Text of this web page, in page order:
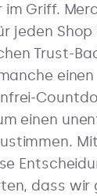
im Griff.
jeden Shop
Trust-
einen
einen
dass wir